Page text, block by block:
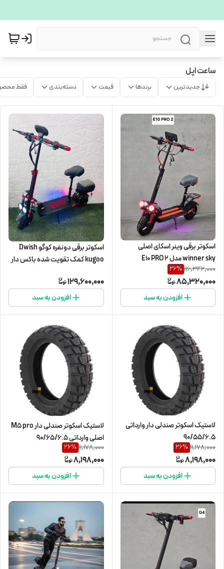
ساعت اپل
جدیدترین برندها قیمت دسته‌بندی فقط
اسکوتر برقی وینر اسکای اصلی
winner sky مدل E10 PRO 2
116,342,000
26%
85,320,000
افزودن به سبد
اسکوتر برقی دونفره کوگو Dwish
kugoo کمک تقویت شده باکس دار
129,600,000
افزودن به سبد
لاستیک اسکوتر صندلی دار وارداتی
90/55/6.5
11,178,000
26%
8,198,000
افزودن به سبد
لاستیک اسکوتر صندلی دار M5 pro
اصلی وارداتی 90/65/6.5
11,178,000
26%
8,198,000
افزودن به سبد